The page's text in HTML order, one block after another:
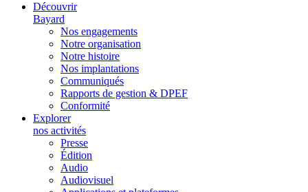
Découvrir
Bayard
Nos engagements
Notre organisation
Notre histoire
Nos implantations
Communiqués
Rapports de gestion & DPEF
Conformité
Explorer
nos activités
Presse
Édition
Audio
Audiovisuel